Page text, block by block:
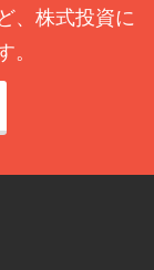
、株式投資に
。